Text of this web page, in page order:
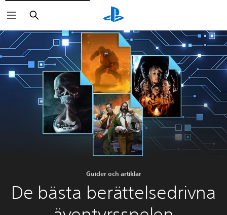
Sök
Guider och artiklar
De bästa berättelsedrivna